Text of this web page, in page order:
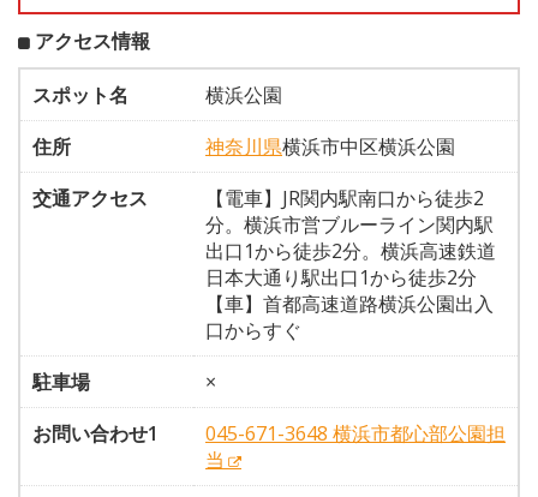
アクセス情報
スポット名
横浜公園
住所
神奈川県横浜市中区横浜公園
交通アクセス
【電車】JR関内駅南口から徒歩2
分。横浜市営ブルーライン関内駅
出口1から徒歩2分。横浜高速鉄道
日本大通り駅出口1から徒歩2分
【車】首都高速道路横浜公園出入
口からすぐ
駐車場
×
お問い合わせ1
045-671-3648 横浜市都心部公園担
当